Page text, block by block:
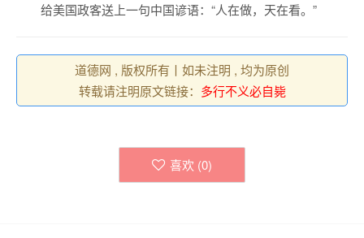
给美国政客送上一句中国谚语：“人在做，天在看。”
道德网 , 版权所有丨如未注明 , 均为原创
转载请注明原文链接： 多行不义必自毙
喜欢 (0)